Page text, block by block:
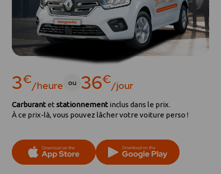
3€/heure ou 36€/jour
Carburant et stationnement inclus dans le prix.
À ce prix-là, vous pouvez lâcher votre voiture perso !